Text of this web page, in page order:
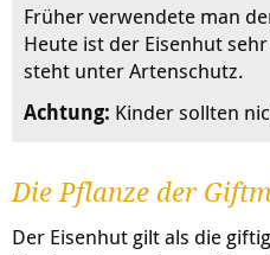
Früher verwendete man
Heute ist der Eisenhut
steht unter Artenschutz.
Achtung: Kinder sollten
Die Pflanze der
Der Eisenhut gilt als die